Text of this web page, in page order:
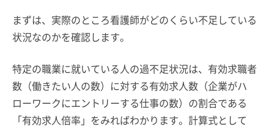
まずは、実際のところ看護師がどのくらい不足している
状況なのかを確認します。
特定の職業に就いている人の過不足状況は、有効求職者
数（働きたい人の数）に対する有効求人数（企業がハ
ローワークにエントリーする仕事の数）の割合である
「有効求人倍率」をみればわかります。計算式として